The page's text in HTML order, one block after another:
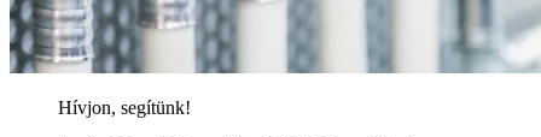
Hívjon, segítünk!